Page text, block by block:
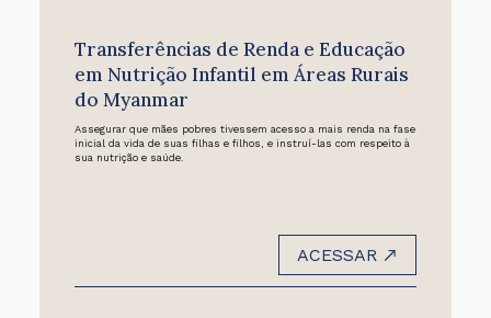
Transferências de Renda e Educação
em Nutrição Infantil em Áreas Rurais
do Myanmar
Assegurar que mães pobres tivessem acesso a mais renda na fase
inicial da vida de suas filhas e filhos, e instruí-las com respeito à
sua nutrição e saúde.
ACESSAR